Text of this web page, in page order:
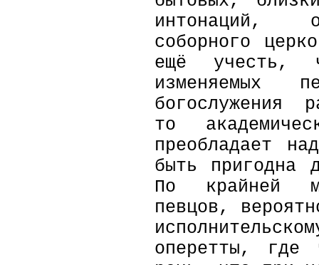
интонаций,
соборного
ещё учесть,
изменяемых
богослужения
то
преобладает
быть пригодна
По крайней
певцов,
оперетты, где